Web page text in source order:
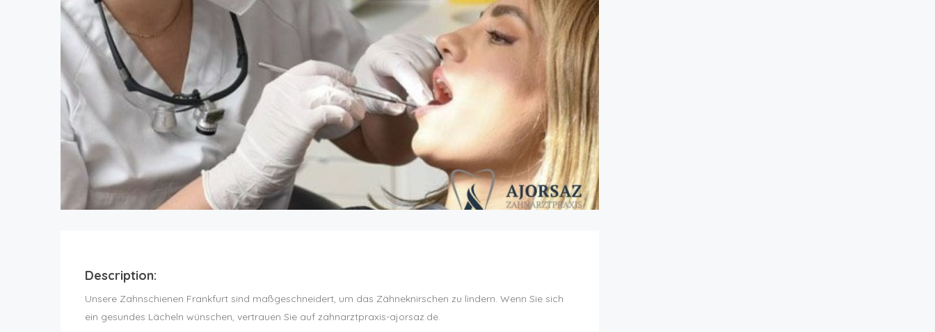
Description:
Unsere Zahnschienen Frankfurt sind maßgeschneidert, um das Zähneknirschen zu lindern. Wenn Sie sich
ein gesundes Lächeln wünschen, vertrauen Sie auf zahnarztpraxis-ajorsaz.de.